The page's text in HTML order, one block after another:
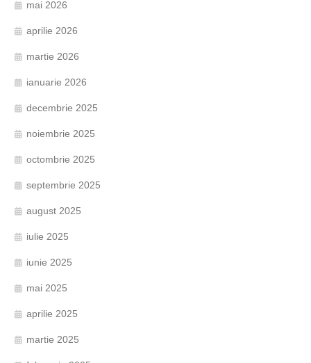
mai 2026
aprilie 2026
martie 2026
ianuarie 2026
decembrie 2025
noiembrie 2025
octombrie 2025
septembrie 2025
august 2025
iulie 2025
iunie 2025
mai 2025
aprilie 2025
martie 2025